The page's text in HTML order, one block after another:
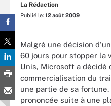
La Rédaction
Publié le: 12 août 2009
Malgré une décision
60 jours pour stopper la
Unis, Microsoft a décidé
commercialisation du
une partie de sa
prononcée suite à une